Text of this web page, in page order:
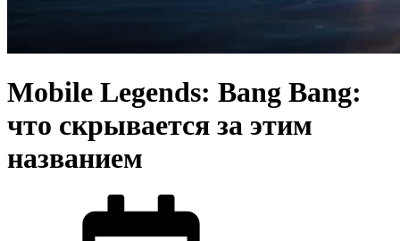
Mobile Legends: Bang Bang:
что скрывается за этим
названием